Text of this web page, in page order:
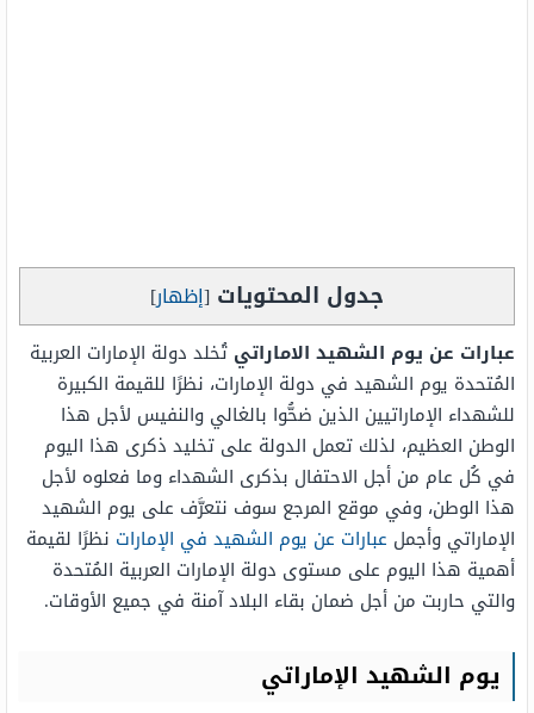
جدول المحتويات [إظهار]
عبارات عن يوم الشهيد الاماراتي تُخلد دولة الإمارات العربية
المُتحدة يوم الشهيد في دولة الإمارات، نظرًا للقيمة الكبيرة
للشهداء الإماراتيين الذين ضحُّوا بالغالي والنفيس لأجل هذا
الوطن العظيم، لذلك تعمل الدولة على تخليد ذكرى هذا اليوم
في كُل عام من أجل الاحتفال بذكرى الشهداء وما فعلوه لأجل
هذا الوطن، وفي موقع المرجع سوف نتعرَّف على يوم الشهيد
الإماراتي وأجمل عبارات عن يوم الشهيد في الإمارات نظرًا لقيمة
أهمية هذا اليوم على مستوى دولة الإمارات العربية المُتحدة
والتي حاربت من أجل ضمان بقاء البلاد آمنة في جميع الأوقات.
يوم الشهيد الإماراتي